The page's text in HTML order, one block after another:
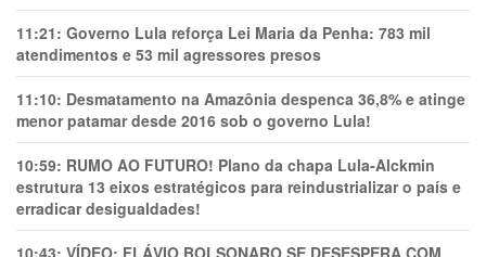
11:21: Governo Lula reforça Lei Maria da Penha: 783 mil
atendimentos e 53 mil agressores presos
11:10: Desmatamento na Amazônia despenca 36,8% e atinge
menor patamar desde 2016 sob o governo Lula!
10:59: RUMO AO FUTURO! Plano da chapa Lula-Alckmin
estrutura 13 eixos estratégicos para reindustrializar o país e
erradicar desigualdades!
10:43: VÍDEO: FLÁVIO BOLSONARO SE DESESPERA COM